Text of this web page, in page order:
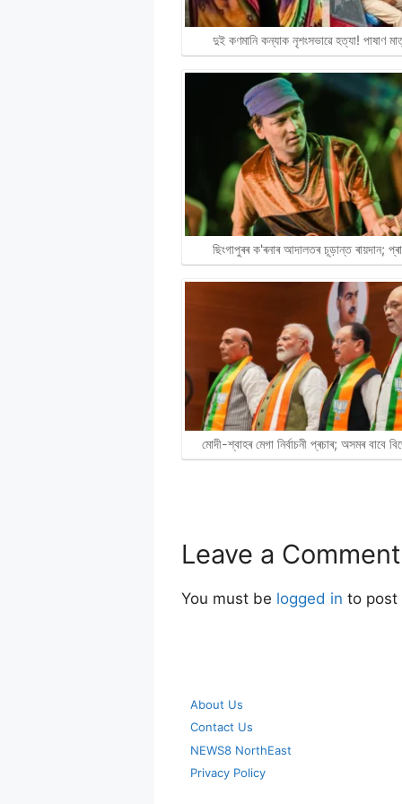
দুই কণমানি কন্যাক নৃশংসভাৱে হত্যা! পাষাণ
ছিংগাপুৰৰ ক'ৰনাৰ আদালতৰ চূড়ান্ত ৰায়দান;
মোদী-শ্বাহৰ মেগা নিৰ্বাচনী প্ৰচাৰ; অসমৰ বাবে
Leave a Comment
You must be logged in to post
About Us
Contact Us
NEWS8 NorthEast
Privacy Policy